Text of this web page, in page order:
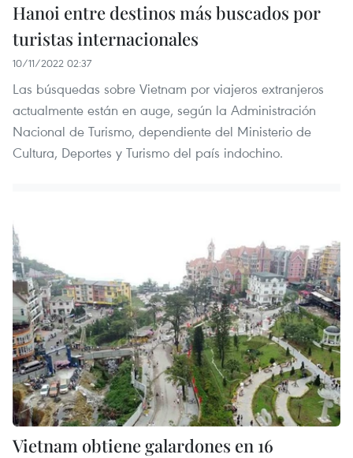
Hanoi entre destinos más buscados por
turistas internacionales
10/11/2022 02:37
Las búsquedas sobre Vietnam por viajeros extranjeros
actualmente están en auge, según la Administración
Nacional de Turismo, dependiente del Ministerio de
Cultura, Deportes y Turismo del país indochino.
Vietnam obtiene galardones en 16